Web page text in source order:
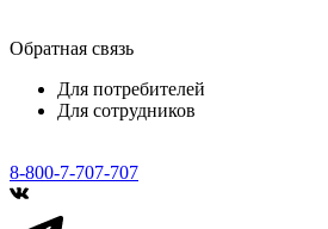
Обратная связь
Для потребителей
Для сотрудников
8-800-7-707-707